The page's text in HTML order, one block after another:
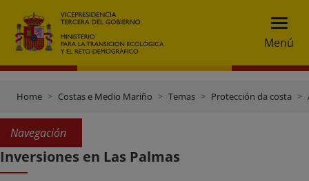
Menú
Home Costas e Medio Mariño Temas Protección da costa
Navegación
Inversiones en Las Palmas